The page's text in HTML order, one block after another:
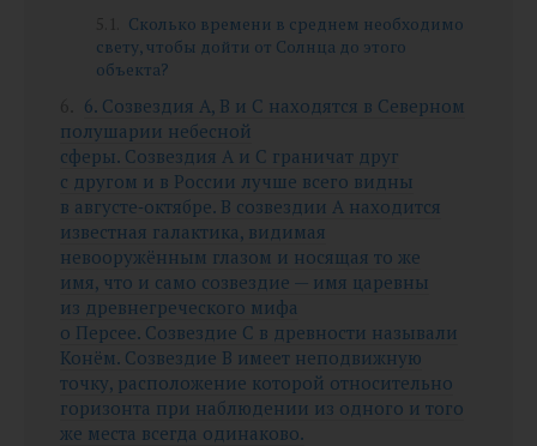
Сколько времени в среднем необходимо
свету, чтобы дойти от Солнца до этого
объекта?
6. Созвездия A, B и C находятся в Северном
полушарии небесной
сферы. Созвездия A и C граничат друг
с другом и в России лучше всего видны
в августе‑октябре. В созвездии A находится
известная галактика, видимая
невооружённым глазом и носящая то же
имя, что и само созвездие — имя царевны
из древнегреческого мифа
о Персее. Созвездие C в древности называли
Конём. Созвездие B имеет неподвижную
точку, расположение которой относительно
горизонта при наблюдении из одного и того
же места всегда одинаково.